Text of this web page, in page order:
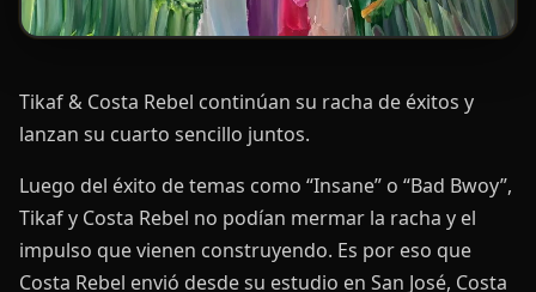
Tikaf & Costa Rebel continúan su racha de éxitos y
lanzan su cuarto sencillo juntos.
Luego del éxito de temas como “Insane” o “Bad Bwoy”,
Tikaf y Costa Rebel no podían mermar la racha y el
impulso que vienen construyendo. Es por eso que
Costa Rebel envió desde su estudio en San José, Costa